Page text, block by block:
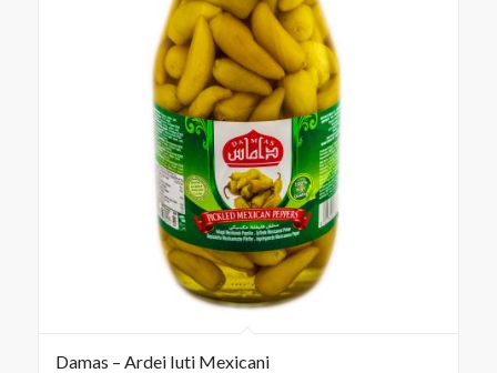
Damas – Ardei Iuti Mexicani